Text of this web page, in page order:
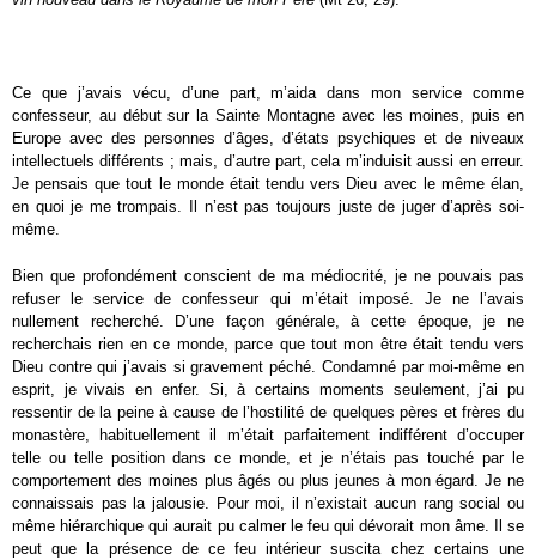
Ce que j’avais vécu, d’une part, m’aida dans mon service comme
confesseur, au début sur la Sainte Montagne avec les moines, puis en
Europe avec des personnes d’âges, d’états psychiques et de niveaux
intellectuels différents ; mais, d’autre part, cela m’induisit aussi en erreur.
Je pensais que tout le monde était tendu vers Dieu avec le même élan,
en quoi je me trompais. Il n’est pas toujours juste de juger d’après soi-
même.
Bien que profondément conscient de ma médiocrité, je ne pouvais pas
refuser le service de confesseur qui m’était imposé. Je ne l’avais
nullement recherché. D’une façon générale, à cette époque, je ne
recherchais rien en ce monde, parce que tout mon être était tendu vers
Dieu contre qui j’avais si gravement péché. Condamné par moi-même en
esprit, je vivais en enfer. Si, à certains moments seulement, j’ai pu
ressentir de la peine à cause de l’hostilité de quelques pères et frères du
monastère, habituellement il m’était parfaitement indifférent d’occuper
telle ou telle position dans ce monde, et je n’étais pas touché par le
comportement des moines plus âgés ou plus jeunes à mon égard. Je ne
connaissais pas la jalousie. Pour moi, il n’existait aucun rang social ou
même hiérarchique qui aurait pu calmer le feu qui dévorait mon âme. Il se
peut que la présence de ce feu intérieur suscita chez certains une